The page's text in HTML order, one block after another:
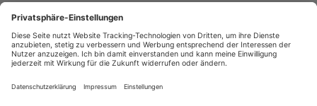
AGB